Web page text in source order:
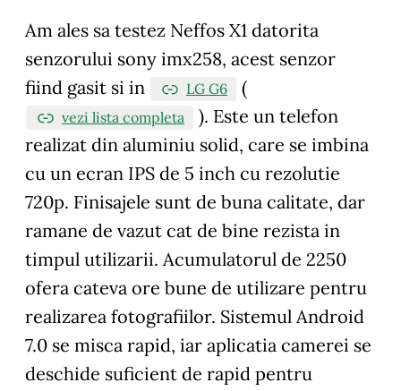
Am ales sa testez Neffos X1 datorita
senzorului sony imx258, acest senzor
fiind gasit si in
LG G6 (
vezi lista completa
). Este un telefon
realizat din aluminiu solid, care se imbina
cu un ecran IPS de 5 inch cu rezolutie
720p. Finisajele sunt de buna calitate, dar
ramane de vazut cat de bine rezista in
timpul utilizarii. Acumulatorul de 2250
ofera cateva ore bune de utilizare pentru
realizarea fotografiilor. Sistemul Android
7.0 se misca rapid, iar aplicatia camerei se
deschide suficient de rapid pentru